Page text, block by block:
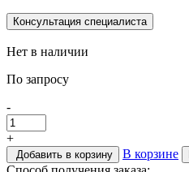
Консультация специалиста
Нет в наличии
По запросу
-
+
Добавить в корзину В корзине